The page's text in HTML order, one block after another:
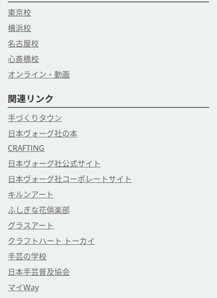
東京校
横浜校
名古屋校
心斎橋校
オンライン・動画
関連リンク
手づくりタウン
日本ヴォーグ社の本
CRAFTING
日本ヴォーグ社公式サイト
日本ヴォーグ社コーポレートサイト
キルンアート
ふしぎな花倶楽部
グラスアート
クラフトハート トーカイ
手芸の学校
日本手芸普及協会
マイWay